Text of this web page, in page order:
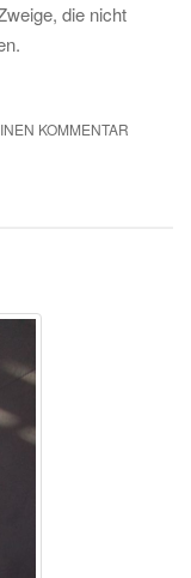
die nicht
KOMMENTAR